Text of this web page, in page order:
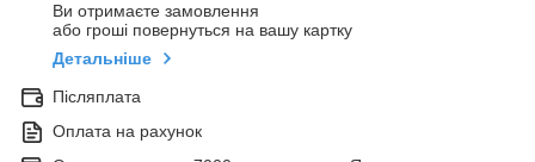
Ви отримаєте замовлення
або гроші повернуться на вашу картку
Детальніше
Післяплата
Оплата на рахунок